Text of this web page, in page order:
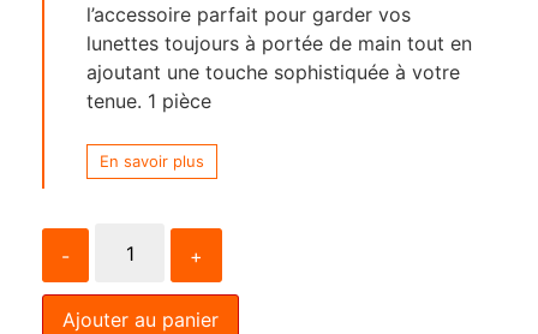
l’accessoire parfait pour garder vos
lunettes toujours à portée de main tout en
ajoutant une touche sophistiquée à votre
tenue. 1 pièce
En savoir plus
- +
Ajouter au panier